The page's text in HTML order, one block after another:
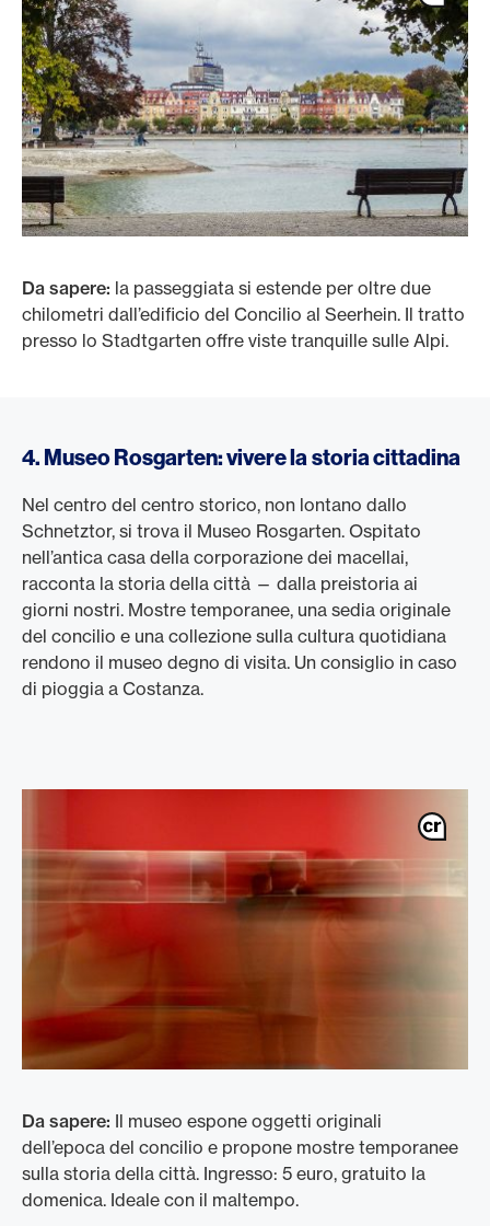
Da sapere: la passeggiata si estende per oltre due
chilometri dall’edificio del Concilio al Seerhein. Il tratto
presso lo Stadtgarten offre viste tranquille sulle Alpi.
4. Museo Rosgarten: vivere la storia cittadina
Nel centro del centro storico, non lontano dallo
Schnetztor, si trova il Museo Rosgarten. Ospitato
nell’antica casa della corporazione dei macellai,
racconta la storia della città — dalla preistoria ai
giorni nostri. Mostre temporanee, una sedia originale
del concilio e una collezione sulla cultura quotidiana
rendono il museo degno di visita. Un consiglio in caso
di pioggia a Costanza.
Da sapere: Il museo espone oggetti originali
dell’epoca del concilio e propone mostre temporanee
sulla storia della città. Ingresso: 5 euro, gratuito la
domenica. Ideale con il maltempo.